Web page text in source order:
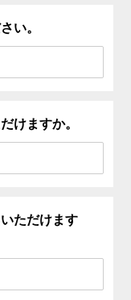
い。
けますか。
ただけます